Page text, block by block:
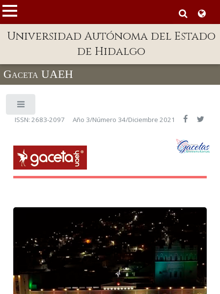
Enlaces
Directorio
Defensor Universitario
Patronato
Publicaciones en línea
Acreditación Internacional
Aspirantes
Alumni
Visitantes
Universidad Autónoma del Estado
de Hidalgo
UAEH
ISSN: 2683-2097 Año 3/Número 34/Diciembre 2021